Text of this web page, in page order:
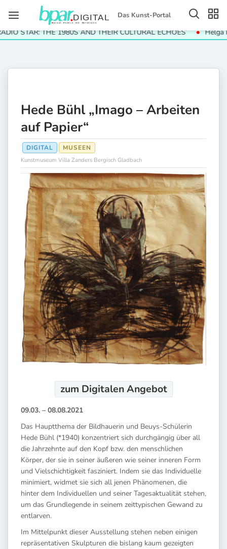
Das Kunst-Portal
THE 1980S AND THEIR CULTURAL ECHOES Helga Paris.
Hede Bühl „Imago – Arbeiten
auf Papier“
DIGITAL MUSEEN
Kunstmuseum Villa Zanders Bergisch Gladbach
zum DigitalenAngebot
09.03. – 08.08.2021
Das Hauptthema der Bildhauerin und Beuys-Schülerin
Hede Bühl (*1940) konzentriert sich durchgängig über all
die Jahrzehnte auf den Kopf bzw. den menschlichen
Körper, der sie in seiner äußeren wie seiner inneren Form
und Vielschichtigkeit fasziniert. Indem sie das Individuelle
minimiert, widmet sie sich all jenen Phänomenen, die
hinter dem Individuellen und seiner Tagesaktualität stehen,
um das Grundlegende in seinem zeittypischen Gewand zu
entlarven.
Im Mittelpunkt dieser Ausstellung stehen neben einigen
repräsentativen Skulpturen die bislang kaum gezeigten